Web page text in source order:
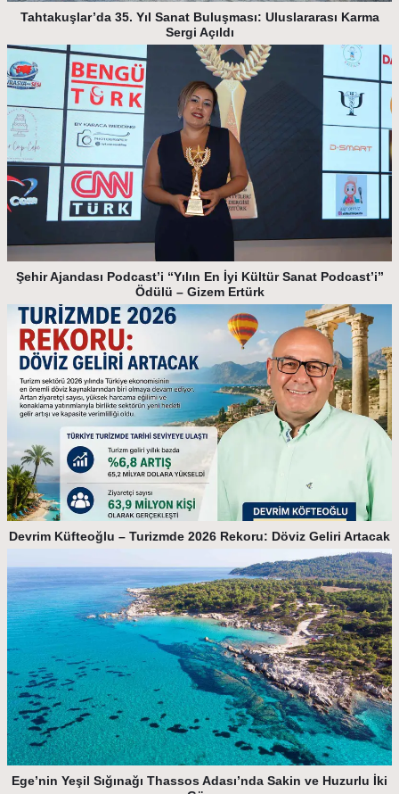
Tahtakuşlar’da 35. Yıl Sanat Buluşması: Uluslararası Karma
Sergi Açıldı
Şehir Ajandası Podcast’i “Yılın En İyi Kültür Sanat Podcast’i”
Ödülü – Gizem Ertürk
Devrim Küfteoğlu – Turizmde 2026 Rekoru: Döviz Geliri Artacak
Ege’nin Yeşil Sığınağı Thassos Adası’nda Sakin ve Huzurlu İki